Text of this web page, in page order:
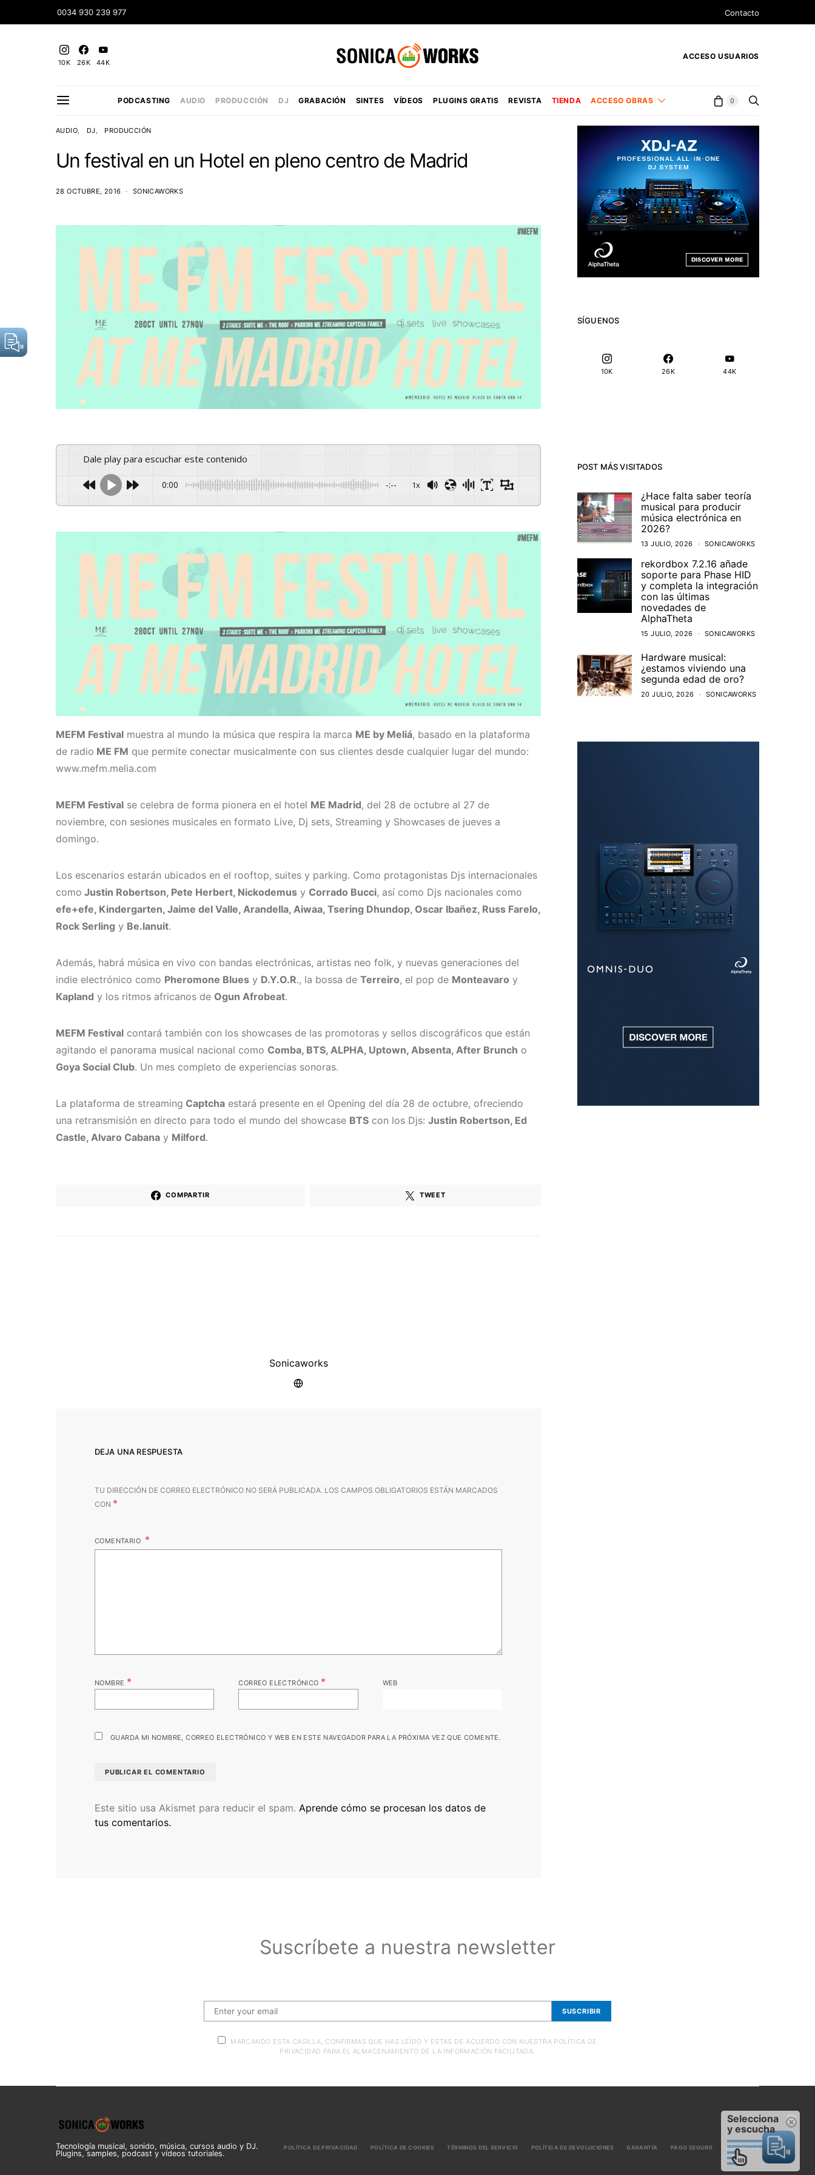
0034 930 239 977 Contacto
10K 26K 44K
ACCESO USUARIOS
PODCASTING AUDIO PRODUCCIÓN DJ GRABACIÓN SINTES VÍDEOS PLUGINS GRATIS REVISTA TIENDA ACCESO OBRAS 0
AUDIO DJ PRODUCCIÓN
Un festival en un Hotel en pleno centro de Madrid
28 OCTUBRE, 2016 SONICAWORKS
Dale play para escuchar este contenido
0:00 -:-- 1x
MEFM Festival muestra al mundo la música que respira la marca ME by Meliá, basado en la plataforma
de radio ME FM que permite conectar musicalmente con sus clientes desde cualquier lugar del mundo:
www.mefm.melia.com
MEFM Festival se celebra de forma pionera en el hotel ME Madrid, del 28 de octubre al 27 de
noviembre, con sesiones musicales en formato Live, Dj sets, Streaming y Showcases de jueves a
domingo.
Los escenarios estarán ubicados en el rooftop, suites y parking. Como protagonistas Djs internacionales
como Justin Robertson, Pete Herbert, Nickodemus y Corrado Bucci, así como Djs nacionales como
efe+efe, Kindergarten, Jaime del Valle, Arandella, Aiwaa, Tsering Dhundop, Oscar Ibañez, Russ Farelo,
Rock Serling y Be.lanuit.
Además, habrá música en vivo con bandas electrónicas, artistas neo folk, y nuevas generaciones del
indie electrónico como Pheromone Blues y D.Y.O.R., la bossa de Terreiro, el pop de Monteavaro y
Kapland y los ritmos africanos de Ogun Afrobeat.
MEFM Festival contará también con los showcases de las promotoras y sellos discográficos que están
agitando el panorama musical nacional como Comba, BTS, ALPHA, Uptown, Absenta, After Brunch o
Goya Social Club. Un mes completo de experiencias sonoras.
La plataforma de streaming Captcha estará presente en el Opening del día 28 de octubre, ofreciendo
una retransmisión en directo para todo el mundo del showcase BTS con los Djs: Justin Robertson, Ed
Castle, Alvaro Cabana y Milford.
COMPARTIR TWEET
Sonicaworks
DEJA UNA RESPUESTA
TU DIRECCIÓN DE CORREO ELECTRÓNICO NO SERÁ PUBLICADA. LOS CAMPOS OBLIGATORIOS ESTÁN MARCADOS
CON *
COMENTARIO
NOMBRE * CORREO ELECTRÓNICO * WEB
GUARDA MI NOMBRE, CORREO ELECTRÓNICO Y WEB EN ESTE NAVEGADOR PARA LA PRÓXIMA VEZ QUE COMENTE.
Este sitio usa Akismet para reducir el spam. Aprende cómo se procesan los datos de
tus comentarios.
SÍGUENOS
10K 26K 44K
POST MÁS VISITADOS
¿Hace falta saber teoría
musical para producir
música electrónica en
2026?
13 JULIO, 2026 SONICAWORKS
rekordbox 7.2.16 añade
soporte para Phase HID
y completa la integración
con las últimas
novedades de
AlphaTheta
15 JULIO, 2026 SONICAWORKS
Hardware musical:
¿estamos viviendo una
segunda edad de oro?
20 JULIO, 2026 SONICAWORKS
Suscríbete a nuestra newsletter
SUSCRIBIR
MARCANDO ESTA CASILLA, CONFIRMAS QUE HAS LEÍDO Y ESTAS DE ACUERDO CON NUESTRA POLÍTICA DE
PRIVACIDAD PARA EL ALMACENAMIENTO DE LA INFORMACIÓN FACILITADA.
POLÍTICA DE PRIVACIDAD POLÍTICA DE COOKIES TÉRMINOS DEL SERVICIO POLÍTICA DE DEVOLUCIONES GARANTÍA PAGO SEGURO CONTACTO
Tecnología musical, sonido, música, cursos audio y DJ.
Plugins, samples, podcast y vídeos tutoriales.
Selecciona
y escucha